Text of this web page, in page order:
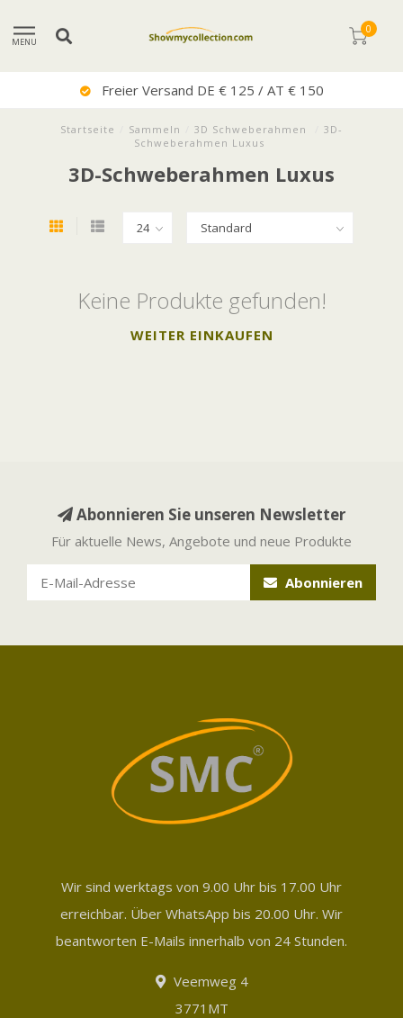
MENU
0
Freier Versand DE € 125 / AT € 150
Startseite Sammeln 3D Schweberahmen
3D-
Schweberahmen Luxus
3D-Schweberahmen Luxus
Keine Produkte gefunden!
WEITER EINKAUFEN
Abonnieren Sie unseren Newsletter
Für aktuelle News, Angebote und neue Produkte
Abonnieren
Wir sind werktags von 9.00 Uhr bis 17.00 Uhr
erreichbar. Über WhatsApp bis 20.00 Uhr. Wir
beantworten E-Mails innerhalb von 24 Stunden.
Veemweg 4
3771MT